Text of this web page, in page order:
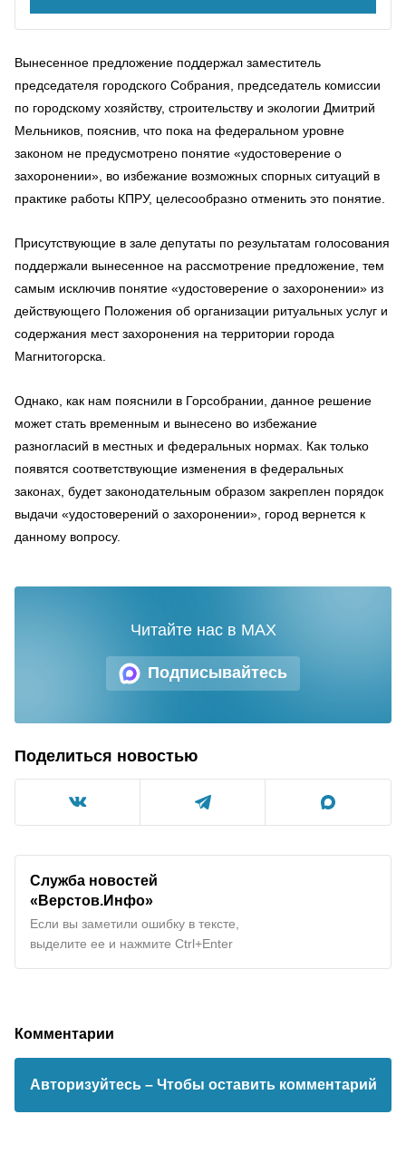
Вынесенное предложение поддержал заместитель
председателя городского Собрания, председатель комиссии
по городскому хозяйству, строительству и экологии Дмитрий
Мельников, пояснив, что пока на федеральном уровне
законом не предусмотрено понятие «удостоверение о
захоронении», во избежание возможных спорных ситуаций в
практике работы КПРУ, целесообразно отменить это понятие.
Присутствующие в зале депутаты по результатам голосования
поддержали вынесенное на рассмотрение предложение, тем
самым исключив понятие «удостоверение о захоронении» из
действующего Положения об организации ритуальных услуг и
содержания мест захоронения на территории города
Магнитогорска.
Однако, как нам пояснили в Горсобрании, данное решение
может стать временным и вынесено во избежание
разногласий в местных и федеральных нормах. Как только
появятся соответствующие изменения в федеральных
законах, будет законодательным образом закреплен порядок
выдачи «удостоверений о захоронении», город вернется к
данному вопросу.
Подписывайтесь
Читайте нас в MAX
Поделиться новостью
Служба новостей
«Верстов.Инфо»
Если вы заметили ошибку в тексте,
выделите ее и нажмите Ctrl+Enter
Комментарии
Авторизуйтесь – Чтобы оставить комментарий